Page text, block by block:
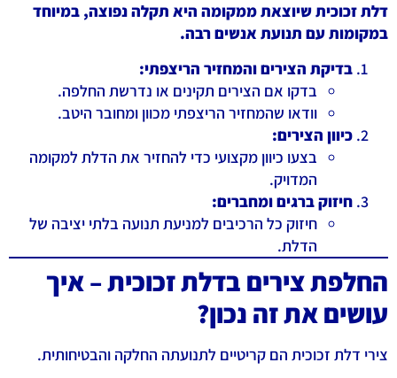
דלת זכוכית שיוצאת ממקומה היא תקלה נפוצה, במיוחד
במקומות עם תנועת אנשים רבה.
בדיקת הצירים והמחזיר הריצפתי:
בדקו אם הצירים תקינים או נדרשת החלפה.
וודאו שהמחזיר הריצפתי מכוון ומחובר היטב.
כיוון הצירים:
בצעו כיוון מקצועי כדי להחזיר את הדלת למקומה
המדויק.
חיזוק ברגים ומחברים:
חיזוק כל הרכיבים למניעת תנועה בלתי יציבה של
הדלת.
החלפת צירים בדלת זכוכית – איך
עושים את זה נכון?
צירי דלת זכוכית הם קריטיים לתנועתה החלקה והבטיחותית.